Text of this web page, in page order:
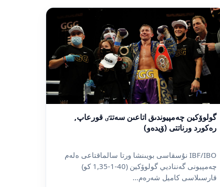
گولوۆكين چەمپيوندىق اتاعىن سەتتٸ قورعاپ,
رەكورد ورناتتى (ۆيدەو)
IBF/IBO نۇسقاسى بويىنشا ورتا سالماقتاعى ەلەم
چەمپيونى گەنناديي گولوۆكين (40-1-1,35 كو)
قارسىلاسى كاميل شەرەم...